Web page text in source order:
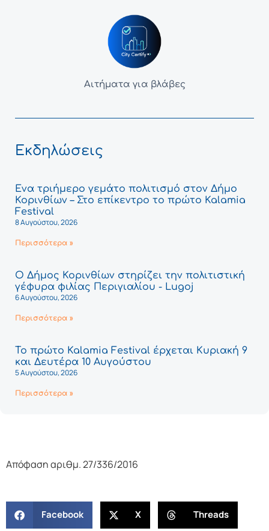
Αιτήματα για βλάβες
Εκδηλώσεις
Ένα τριήμερο γεμάτο πολιτισμό στον Δήμο
Κορινθίων – Στο επίκεντρο το πρώτο Kalamia
Festival
8 Αυγούστου, 2026
Περισσότερα »
Ο Δήμος Κορινθίων στηρίζει την πολιτιστική
γέφυρα φιλίας Περιγιαλίου - Lugoj
6 Αυγούστου, 2026
Περισσότερα »
Το πρώτο Kalamia Festival έρχεται Κυριακή 9
και Δευτέρα 10 Αυγούστου
5 Αυγούστου, 2026
Περισσότερα »
Απόφαση αριθμ. 27/336/2016
Facebook X Threads